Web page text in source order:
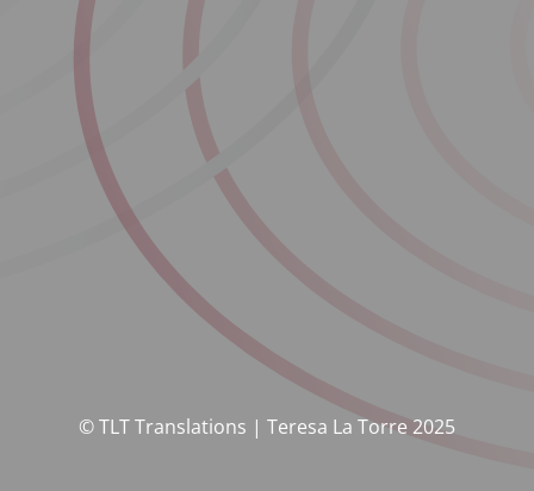
© TLT Translations | Teresa La Torre 2025